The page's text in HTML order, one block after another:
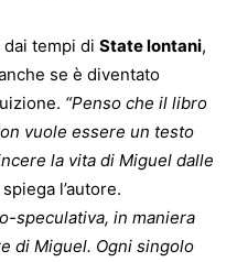
tempi di State lontani,
se è diventato
“Penso che il libro
vuole essere un testo
la vita di Miguel dalle
spiega l’autore.
speculativa, in maniera
di Miguel. Ogni singolo